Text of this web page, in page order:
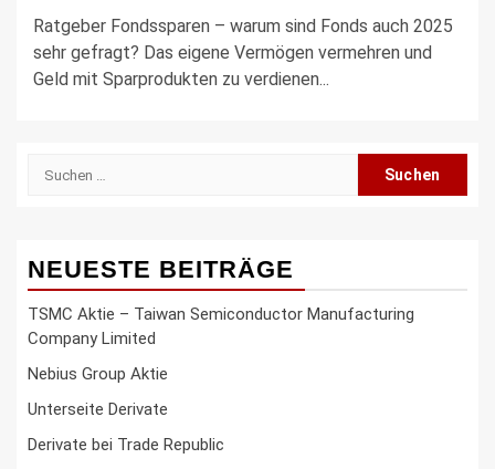
Ratgeber Fondssparen – warum sind Fonds auch 2025
sehr gefragt? Das eigene Vermögen vermehren und
Geld mit Sparprodukten zu verdienen...
Suche
NEUESTE BEITRÄGE
TSMC Aktie – Taiwan Semiconductor Manufacturing
Company Limited
Nebius Group Aktie
Unterseite Derivate
Derivate bei Trade Republic